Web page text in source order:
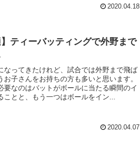
2020.04.18
】ティーバッティングで外野まで
なってきたけれど、試合では外野まで飛ば
子さんをお持ちの方も多いと思います。
要なのはバットがボールに当たる瞬間のイ
とと、もう一つはボールをイン...
2020.04.07